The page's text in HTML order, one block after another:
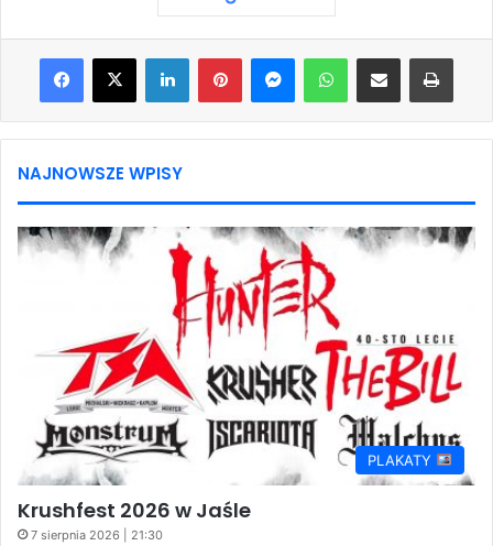
Facebook
X LinkedInPinterestMessengerWhatsAppShare via Email Print
NAJNOWSZE WPISY
PLAKATY
Krushfest 2026 w Jaśle
7 sierpnia 2026 | 21:30